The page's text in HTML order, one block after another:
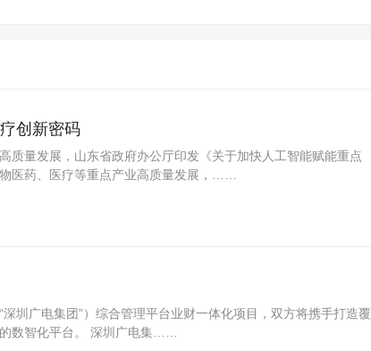
创新密码
质量发展，山东省政府办公厅印发《关于加快人工智能赋能重点
医药、医疗等重点产业高质量发展，……
圳广电集团”）综合管理平台业财一体化项目，双方将携手打造覆
数智化平台。 深圳广电集……